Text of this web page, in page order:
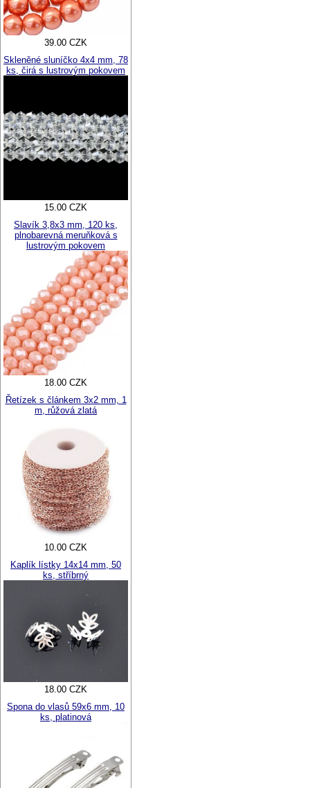
39.00 CZK
Skleněné sluníčko 4x4 mm, 78
ks, čirá s lustrovým pokovem
15.00 CZK
Slavík 3,8x3 mm, 120 ks,
plnobarevná meruňková s
lustrovým pokovem
18.00 CZK
Řetízek s článkem 3x2 mm, 1
m, růžová zlatá
10.00 CZK
Kaplík lístky 14x14 mm, 50
ks, stříbrný
18.00 CZK
Spona do vlasů 59x6 mm, 10
ks, platinová